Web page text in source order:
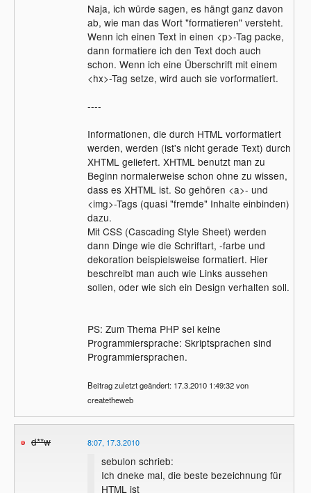
HTML überhaupt sagen kann. HTML ist
nicht für die Formatierung zuständig. HTML
trägt semantische Informationen, einige
Leute aber mishandeln er zur
Formatierung - der Faulheit CSS zu lernen
wegen.
Naja, ich würde sagen, es hängt ganz davon
ab, wie man das Wort "formatieren" versteht.
Wenn ich einen Text in einen <p>-Tag packe,
dann formatiere ich den Text doch auch
schon. Wenn ich eine Überschrift mit einem
<hx>-Tag setze, wird auch sie vorformatiert.
----
Informationen, die durch HTML vorformatiert
werden, werden (ist's nicht gerade Text) durch
XHTML geliefert. XHTML benutzt man zu
Beginn normalerweise schon ohne zu wissen,
dass es XHTML ist. So gehören <a>- und
<img>-Tags (quasi "fremde" Inhalte einbinden)
dazu.
Mit CSS (Cascading Style Sheet) werden
dann Dinge wie die Schriftart, -farbe und
dekoration beispielsweise formatiert. Hier
beschreibt man auch wie Links aussehen
sollen, oder wie sich ein Design verhalten soll.
PS: Zum Thema PHP sei keine
Programmiersprache: Skriptsprachen sind
Programmiersprachen.
Beitrag zuletzt geändert: 17.3.2010 1:49:32 von
createtheweb
d**w 8:07, 17.3.2010
sebulon schrieb:
Ich dneke mal, die beste bezeichnung für
HTML ist